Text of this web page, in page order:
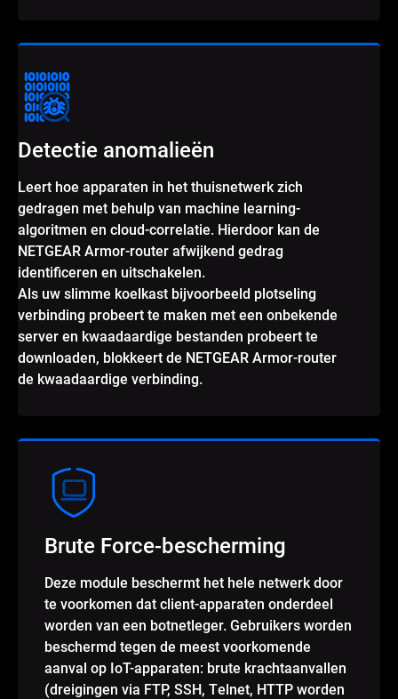
Detectie anomalieën
Leert hoe apparaten in het thuisnetwerk zich
gedragen met behulp van machine learning-
algoritmen en cloud-correlatie. Hierdoor kan de
NETGEAR Armor-router afwijkend gedrag
identificeren en uitschakelen.
Als uw slimme koelkast bijvoorbeeld plotseling
verbinding probeert te maken met een onbekende
server en kwaadaardige bestanden probeert te
downloaden, blokkeert de NETGEAR Armor-router
de kwaadaardige verbinding.
Brute Force-bescherming
Deze module beschermt het hele netwerk door
te voorkomen dat client-apparaten onderdeel
worden van een botnetleger. Gebruikers worden
beschermd tegen de meest voorkomende
aanval op IoT-apparaten: brute krachtaanvallen
(dreigingen via FTP, SSH, Telnet, HTTP worden